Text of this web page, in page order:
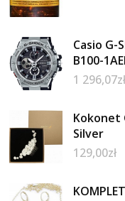
Casio G-
B100-
1 296,07zł
Kokonet
Silver
129,00zł